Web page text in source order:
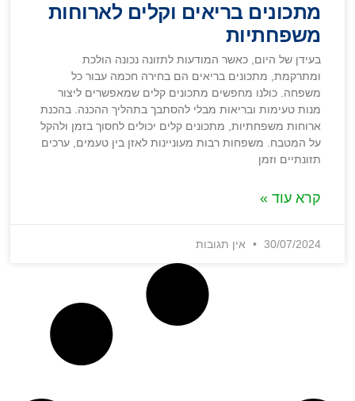
מתכונים בריאים וקלים לארוחות
משפחתיות
בעידן של היום, כאשר המודעות לתזונה נכונה הולכת
ומתרקמת, מתכונים בריאים הם בחירה חכמה עבור כל
משפחה. כולנו מחפשים מתכונים קלים שמאפשרים ליצור
מנות טעימות ובריאות מבלי להסתבך בתהליך ההכנה. בהכנת
ארוחות משפחתיות, מתכונים קלים יכולים לחסוך בזמן ולהקל
על המטבח. משפחות רבות מעוניינות לאזן בין טעמים, ערכים
תזונתיים וזמן
קרא עוד »
30/07/2024 אין תגובות